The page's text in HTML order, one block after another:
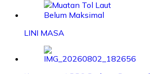
LINI MASA